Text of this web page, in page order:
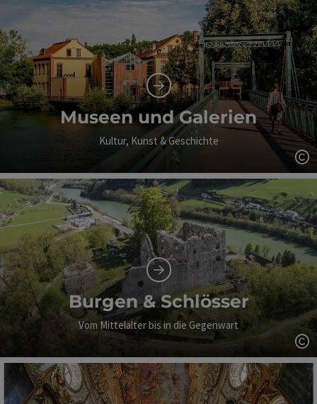
Museen und Galerien
Kultur, Kunst & Geschichte
Burgen & Schlösser
Vom Mittelalter bis in die Gegenwart